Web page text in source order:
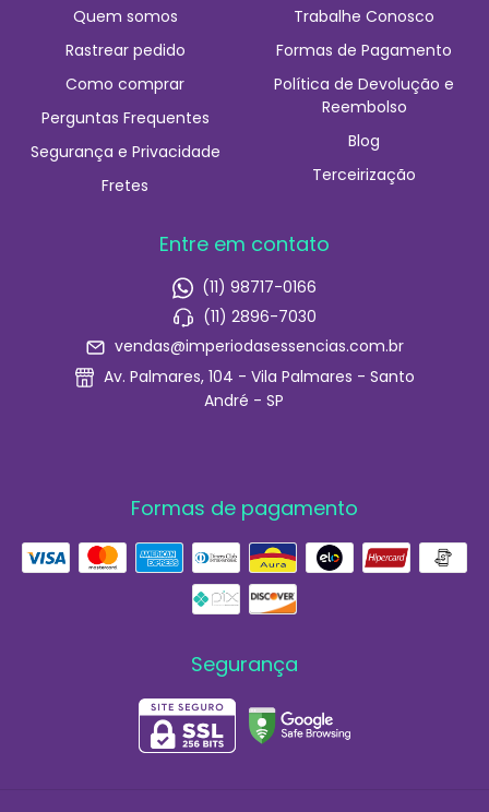
Quem somos
Rastrear pedido
Como comprar
Perguntas Frequentes
Segurança e Privacidade
Fretes
Trabalhe Conosco
Formas de Pagamento
Política de Devolução e
Reembolso
Blog
Terceirização
Entre em contato
(11) 98717-0166
(11) 2896-7030
vendas@imperiodasessencias.com.br
Av. Palmares, 104 - Vila Palmares - Santo
André - SP
Formas de pagamento
Segurança